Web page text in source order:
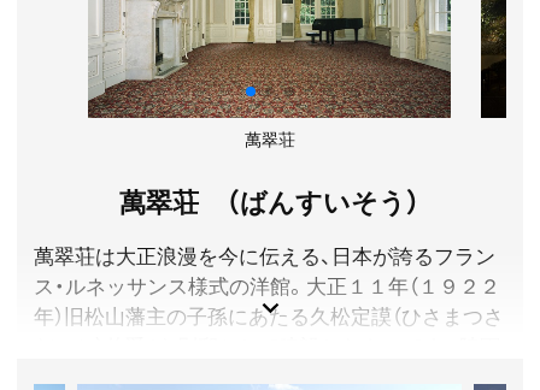
萬翠荘
萬翠荘 （ばんすいそう）
萬翠荘は大正浪漫を今に伝える、日本が誇るフラン
ス・ルネッサンス様式の洋館。大正１１年（１９２２
年）旧松山藩主の子孫にあたる久松定謨（ひさまつさ